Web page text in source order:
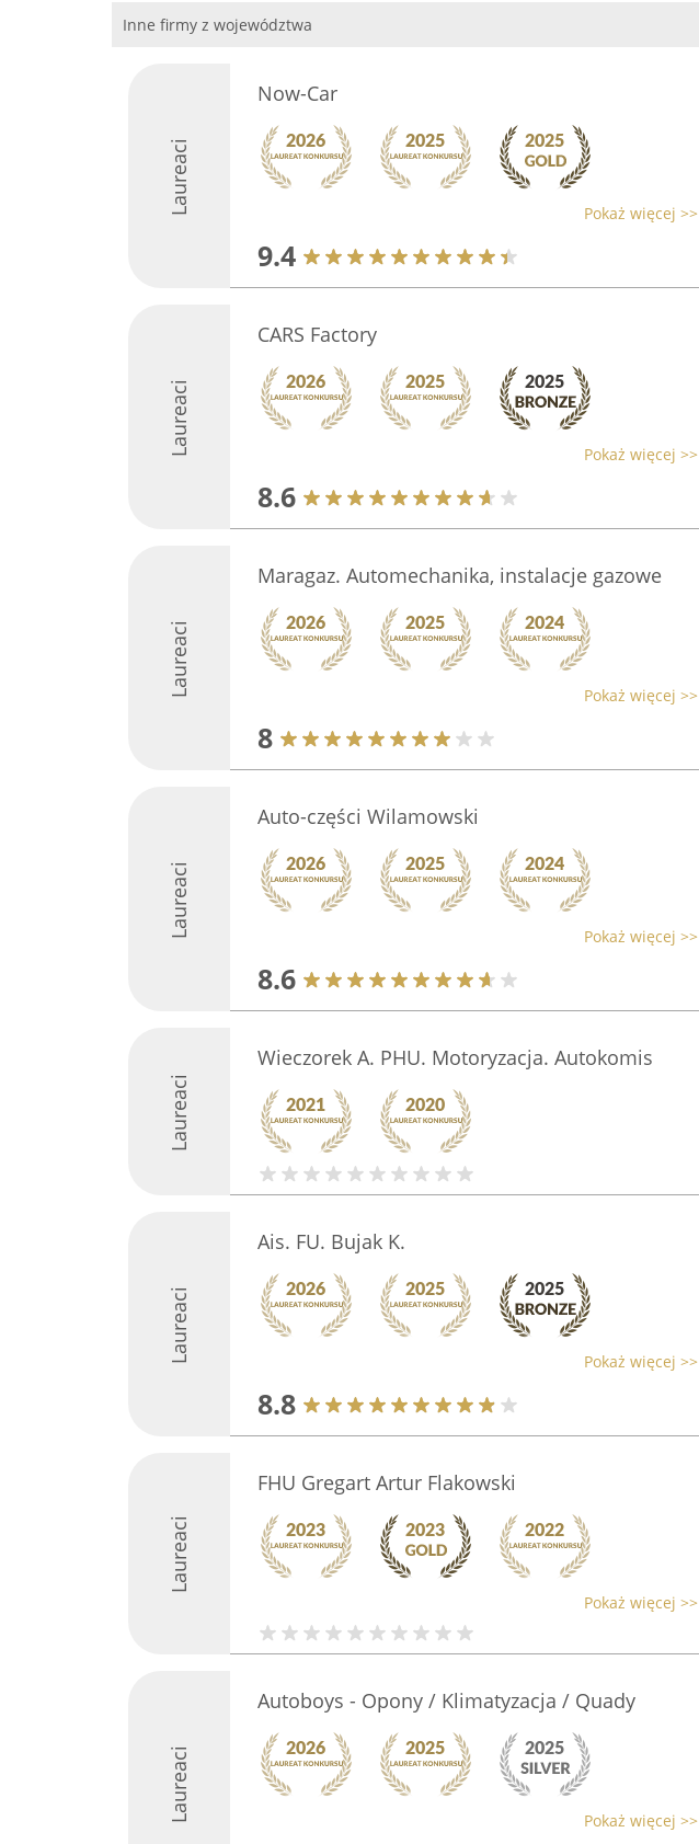
Inne firmy z województwa
Laureaci
Now-Car
Pokaż więcej >>
9.4
Laureaci
CARS Factory
Pokaż więcej >>
8.6
Laureaci
Maragaz. Automechanika, instalacje gazowe
Pokaż więcej >>
8
Laureaci
Auto-części Wilamowski
Pokaż więcej >>
8.6
Laureaci
Wieczorek A. PHU. Motoryzacja. Autokomis
Laureaci
Ais. FU. Bujak K.
Pokaż więcej >>
8.8
Laureaci
FHU Gregart Artur Flakowski
Pokaż więcej >>
Laureaci
Autoboys - Opony / Klimatyzacja / Quady
Pokaż więcej >>